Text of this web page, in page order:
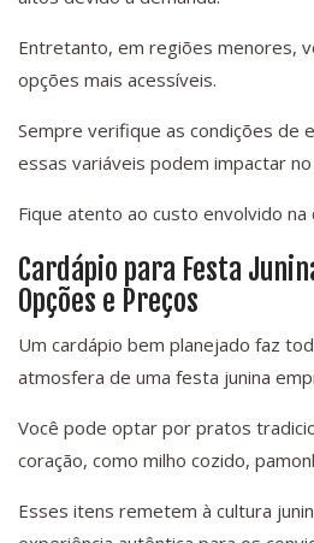
Entretanto, em regiões menores,
opções mais acessíveis.
Sempre verifique as condições de
essas variáveis podem impactar
Fique atento ao custo envolvido
Cardápio para Festa
Opções e Preços
Um cardápio bem planejado faz
atmosfera de uma festa junina
Você pode optar por pratos
coração, como milho cozido,
Esses itens remetem à cultura